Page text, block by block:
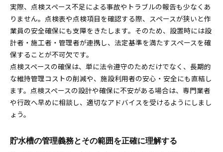
実際、点検スペース不足による事故やトラブルの報告も少なくあ
りません。点検表や点検項目を確認する際、スペースが狭いと作
業員の安全確保にも支障をきたします。そのため、設置時には設
計者・施工者・管理者が連携し、法定基準を満たすスペースを確
保することが不可欠です。
点検スペースの確保は、単に法令遵守のためだけでなく、長期的
な維持管理コストの削減や、施設利用者の安心・安全にも直結し
ます。点検スペースの設計や確保に不安がある場合は、専門業者
や行政へ早めに相談し、適切なアドバイスを受けるようにしまし
ょう。
貯水槽の管理義務とその範囲を正確に理解する